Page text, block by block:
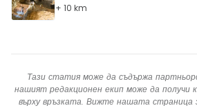
+ 10 km
Тази статия може да съдържа
нашият редакционен екип може да получи
върху връзката. Вижте нашата страница